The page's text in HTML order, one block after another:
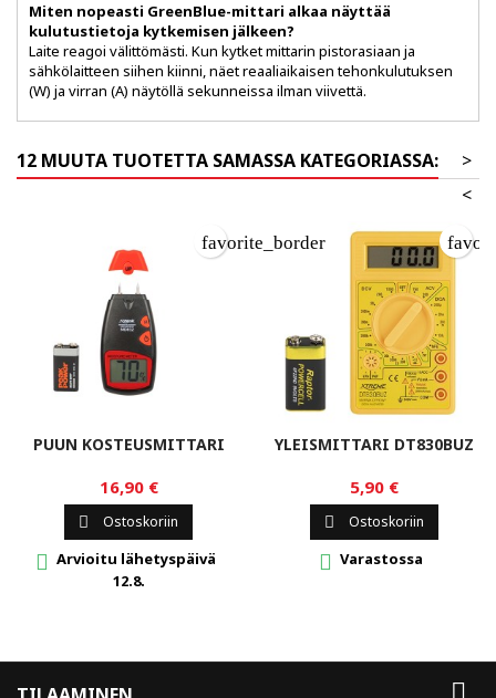
Miten nopeasti GreenBlue-mittari alkaa näyttää
kulutustietoja kytkemisen jälkeen?
Laite reagoi välittömästi. Kun kytket mittarin pistorasiaan ja
sähkölaitteen siihen kiinni, näet reaaliaikaisen tehonkulutuksen
(W) ja virran (A) näytöllä sekunneissa ilman viivettä.
12 MUUTA TUOTETTA SAMASSA KATEGORIASSA:
>
<
PUUN KOSTEUSMITTARI
16,90 €
 Ostoskoriin
 Arvioitu lähetyspäivä
12.8.
favorite_border
YLEISMITTARI DT830BUZ
5,90 €
 Ostoskoriin
 Varastossa